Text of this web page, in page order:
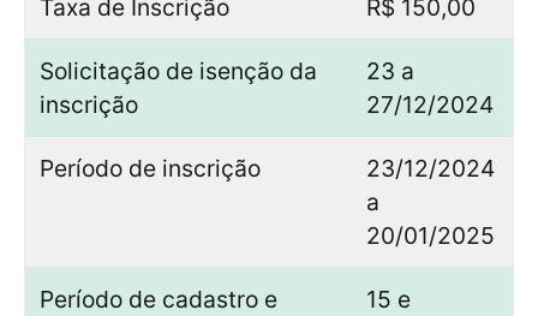
Taxa de Inscrição R$ 150,00
Solicitação de isenção da
inscrição
23 a
27/12/2024
Período de inscrição
23/12/2024
a
20/01/2025
Período de cadastro e
15 e